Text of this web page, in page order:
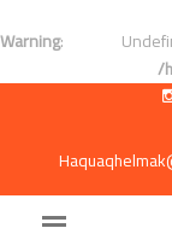
Warning:
/